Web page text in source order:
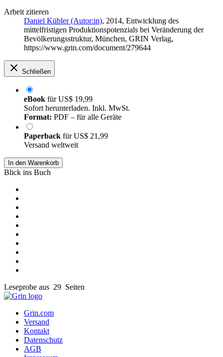
Arbeit zitieren
Daniel Kübler (Autor:in), 2014, Entwicklung des
mittelfristigen Produktionspotenzials bei Veränderung der
Bevölkerungsstruktur, München, GRIN Verlag,
https://www.grin.com/document/279644
Schließen
eBook fürUS$ 19,99
Sofort herunterladen. Inkl. MwSt.
Format: PDF – für alle Geräte
Paperback fürUS$ 21,99
Versand weltweit
In den Warenkorb
Blick ins Buch
Leseprobe aus 29 Seiten
Grin.com
Versand
Kontakt
Datenschutz
AGB